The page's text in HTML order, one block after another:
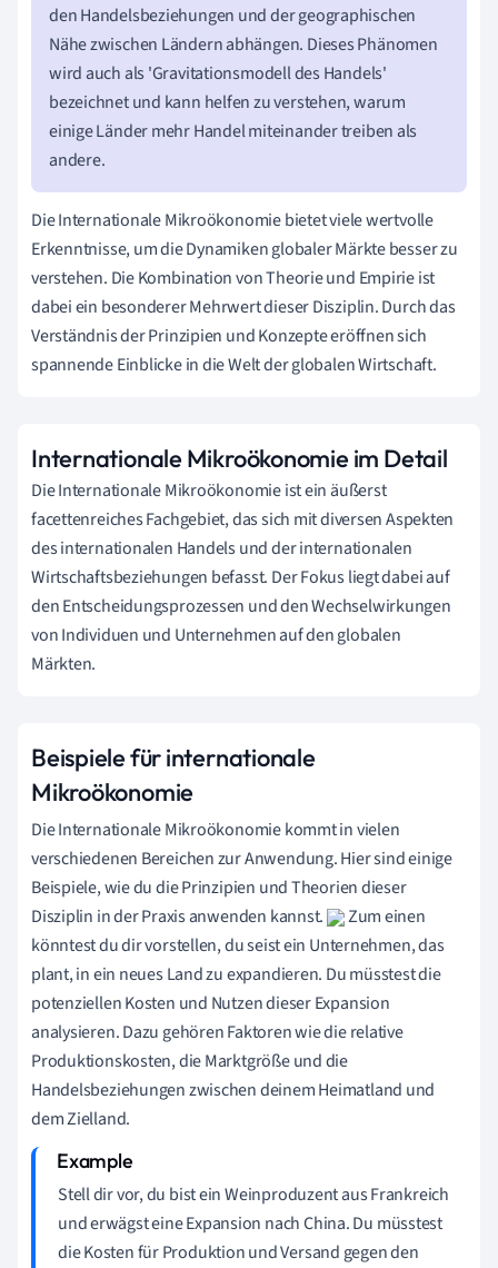
den Handelsbeziehungen und der geographischen
Nähe zwischen Ländern abhängen. Dieses Phänomen
wird auch als 'Gravitationsmodell des Handels'
bezeichnet und kann helfen zu verstehen, warum
einige Länder mehr Handel miteinander treiben als
andere.
Die Internationale Mikroökonomie bietet viele wertvolle
Erkenntnisse, um die Dynamiken globaler Märkte besser zu
verstehen. Die Kombination von Theorie und Empirie ist
dabei ein besonderer Mehrwert dieser Disziplin. Durch das
Verständnis der Prinzipien und Konzepte eröffnen sich
spannende Einblicke in die Welt der globalen Wirtschaft.
Internationale Mikroökonomie im Detail
Die Internationale Mikroökonomie ist ein äußerst
facettenreiches Fachgebiet, das sich mit diversen Aspekten
des internationalen Handels und der internationalen
Wirtschaftsbeziehungen befasst. Der Fokus liegt dabei auf
den Entscheidungsprozessen und den Wechselwirkungen
von Individuen und Unternehmen auf den globalen
Märkten.
Beispiele für internationale
Mikroökonomie
Die Internationale Mikroökonomie kommt in vielen
verschiedenen Bereichen zur Anwendung. Hier sind einige
Beispiele, wie du die Prinzipien und Theorien dieser
Disziplin in der Praxis anwenden kannst.
Zum einen
könntest du dir vorstellen, du seist ein Unternehmen, das
plant, in ein neues Land zu expandieren. Du müsstest die
potenziellen Kosten und Nutzen dieser Expansion
analysieren. Dazu gehören Faktoren wie die relative
Produktionskosten, die Marktgröße und die
Handelsbeziehungen zwischen deinem Heimatland und
dem Zielland.
Stell dir vor, du bist ein Weinproduzent aus Frankreich
und erwägst eine Expansion nach China. Du müsstest
die Kosten für Produktion und Versand gegen den